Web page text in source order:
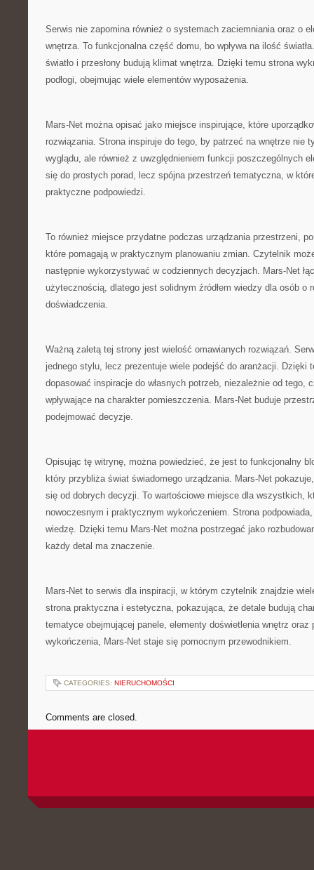
Serwis nie zapomina również o systemach zaciemniania oraz o
wnętrza. To funkcjonalna część domu, bo wpływa na ilość
światło i przesłony budują klimat wnętrza. Dzięki temu strona
podłogi, obejmując wiele elementów wyposażenia.
Mars-Net można opisać jako miejsce inspirujące, które
rozwiązania. Strona inspiruje do tego, by patrzeć na wnętrze nie
wyglądu, ale również z uwzględnieniem funkcji poszczególnych
się do prostych porad, lecz spójna przestrzeń tematyczna, w
praktyczne podpowiedzi.
To również miejsce przydatne podczas urządzania przestrzeni,
które pomagają w praktycznym planowaniu zmian. Czytelnik
następnie wykorzystywać w codziennych decyzjach. Mars-Net
użytecznością, dlatego jest solidnym źródłem wiedzy dla osób o
doświadczenia.
Ważną zaletą tej strony jest wielość omawianych rozwiązań.
jednego stylu, lecz prezentuje wiele podejść do aranżacji. Dzięki
dopasować inspiracje do własnych potrzeb, niezależnie od tego,
wpływające na charakter pomieszczenia. Mars-Net buduje
podejmować decyzje.
Opisując tę witrynę, można powiedzieć, że jest to funkcjonalny
który przybliża świat świadomego urządzania. Mars-Net
się od dobrych decyzji. To wartościowe miejsce dla wszystkich,
nowoczesnym i praktycznym wykończeniem. Strona
wiedzę. Dzięki temu Mars-Net można postrzegać jako
każdy detal ma znaczenie.
Mars-Net to serwis dla inspiracji, w którym czytelnik znajdzie
strona praktyczna i estetyczna, pokazująca, że detale budują
tematyce obejmującej panele, elementy doświetlenia wnętrz oraz
wykończenia, Mars-Net staje się pomocnym przewodnikiem.
CATEGORIES: NIERUCHOMOŚCI
Comments are closed.